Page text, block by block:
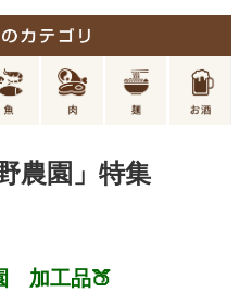
農園」特集
加工品🍑